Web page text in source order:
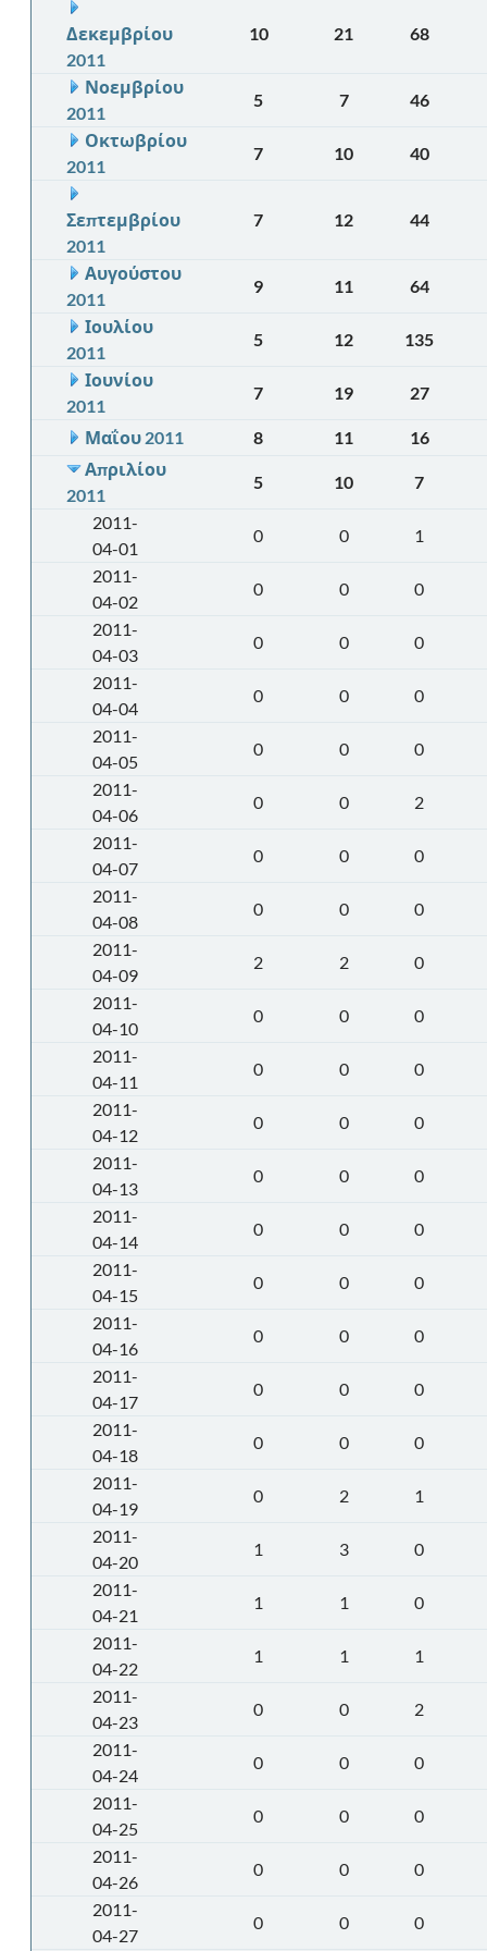
Δεκεμβρίου
2011
10 21 68
Νοεμβρίου
2011
5 7
46
Οκτωβρίου
2011
7 10 40
Σεπτεμβρίου
2011
7 12 44
Αυγούστου
2011
9 11
64
Ιουλίου
2011
5 12
135
Ιουνίου
2011
7 19 27
Μαΐου 2011 8 11
16
Απριλίου
2011
5 10
7
2011-
04-01
0 0
1
2011-
04-02
0 0
0
2011-
04-03
0 0
0
2011-
04-04
0 0
0
2011-
04-05
0 0
0
2011-
04-06
0 0
2
2011-
04-07
0 0
0
2011-
04-08
0 0
0
2011-
04-09
2 2
0
2011-
04-10
0 0
0
2011-
04-11
0 0
0
2011-
04-12
0 0
0
2011-
04-13
0 0
0
2011-
04-14
0 0
0
2011-
04-15
0 0
0
2011-
04-16
0 0
0
2011-
04-17
0 0
0
2011-
04-18
0 0
0
2011-
04-19
0 2
1
2011-
04-20
1 3
0
2011-
04-21
1 1
0
2011-
04-22
1 1
1
2011-
04-23
0 0
2
2011-
04-24
0 0
0
2011-
04-25
0 0
0
2011-
04-26
0 0
0
2011-
04-27
0 0
0